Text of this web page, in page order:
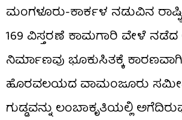
ಮಂಗಳೂರು-ಕಾರ್ಕಳ ನಡುವಿನ
169 ವಿಸ್ತರಣೆ ಕಾಮಗಾರಿ ವೇಳೆ ನಡೆದ
ನಿರ್ಮಾಣವು ಭೂಕುಸಿತಕ್ಕೆ
ಹೊರವಲಯದ ವಾಮಂಜೂರು
ಗುಡ್ಡವನ್ನು ಲಂಬಾಕೃತಿಯಲ್ಲಿ